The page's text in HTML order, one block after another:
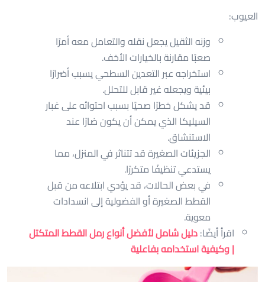
العيوب:
وزنه الثقيل يجعل نقله والتعامل معه أمرًا
صعبًا مقارنة بالخيارات الأخف.
استخراجه عبر التعدين السطحي يسبب أضرارًا
بيئية ويجعله غير قابل للتحلل.
قد يشكل خطرًا صحيًا بسبب احتوائه على غبار
السيليكا الذي يمكن أن يكون ضارًا عند
الاستنشاق.
الجزيئات الصغيرة قد تتناثر في المنزل، مما
يستدعي تنظيفًا متكررًا.
في بعض الحالات، قد يؤدي ابتلاعه من قبل
القطط الصغيرة أو الفضولية إلى انسدادات
معوية.
اقرأ أيضًا:دليل شامل لأفضل أنواع رمل القطط المتكتل
| وكيفية استخدامه بفاعلية